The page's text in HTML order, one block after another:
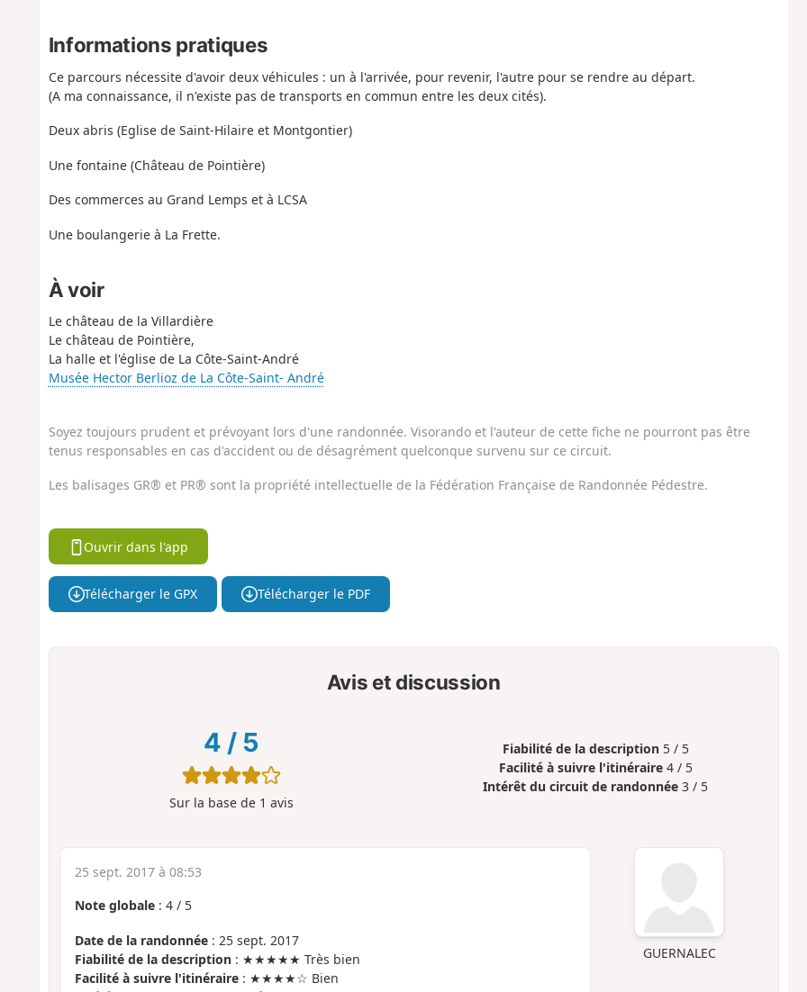
Informations pratiques
Ce parcours nécessite d'avoir deux véhicules : un à l'arrivée, pour revenir, l'autre pour se rendre au départ.
(A ma connaissance, il n'existe pas de transports en commun entre les deux cités).
Deux abris (Eglise de Saint-Hilaire et Montgontier)
Une fontaine (Château de Pointière)
Des commerces au Grand Lemps et à LCSA
Une boulangerie à La Frette.
À voir
Le château de la Villardière
Le château de Pointière,
La halle et l'église de La Côte-Saint-André
Musée Hector Berlioz de La Côte-Saint- André
Soyez toujours prudent et prévoyant lors d'une randonnée. Visorando et l'auteur de cette fiche ne pourront pas être
tenus responsables en cas d'accident ou de désagrément quelconque survenu sur ce circuit.
Les balisages GR® et PR® sont la propriété intellectuelle de la Fédération Française de Randonnée Pédestre.
Ouvrir dans l'app
Télécharger le GPX Télécharger le PDF
Avis et discussion
4 / 5
Sur la base de 1 avis
Fiabilité de la description 5 / 5
Facilité à suivre l'itinéraire 4 / 5
Intérêt du circuit de randonnée 3 / 5
GUERNALEC
25 sept. 2017 à 08:53
Note globale: 4/ 5
Date de la randonnée: 25 sept. 2017
Fiabilité de la description: ★★★★★ Très bien
Facilité à suivre l'itinéraire: ★★★★☆ Bien